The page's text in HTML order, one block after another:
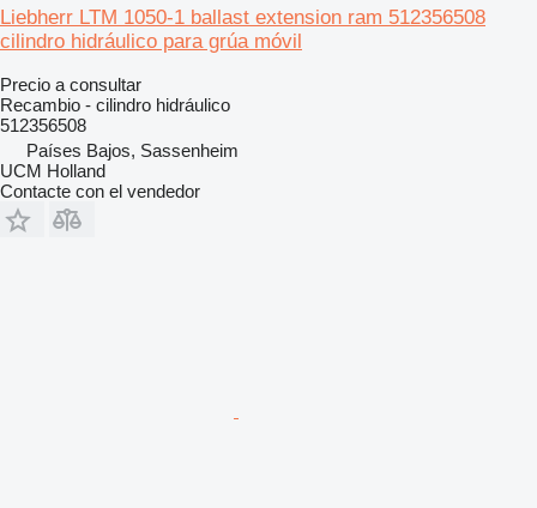
Liebherr LTM 1050-1 ballast extension ram 512356508
cilindro hidráulico para grúa móvil
Precio a consultar
Recambio - cilindro hidráulico
512356508
Países Bajos, Sassenheim
UCM Holland
Contacte con el vendedor